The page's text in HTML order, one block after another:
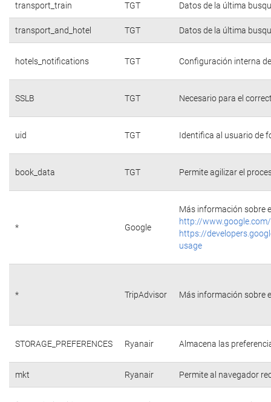
transport_train TGT Datos de la última
transport_and_hotel TGT Datos de la última
hotels_notifications TGT Configuración interna
SSLB TGT Necesario para el
uid TGT Identifica al usuario de
book_data TGT Permite agilizar el
* Google
Más información sobre
http://
https://
usage
* TripAdvisor Más información sobre
STORAGE_PREFERENCES Ryanair Almacena las
mkt Ryanair Permite al navegador